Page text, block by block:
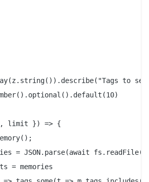
to
limit }) => {
= JSON.parse(await
= memories